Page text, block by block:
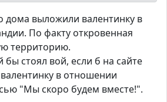
дома выложили валентинку в
По факту откровенная
территорию.
бы стоял вой, если б на сайте
в отношении
"Мы скоро будем вместе!".